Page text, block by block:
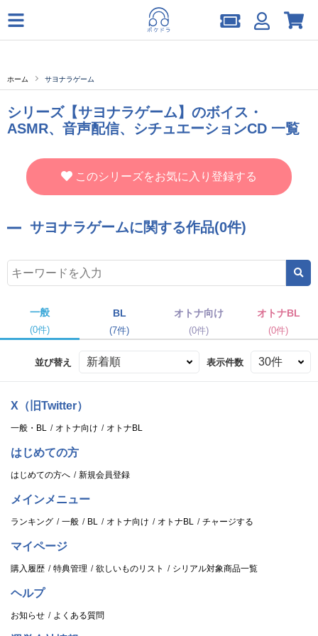
ホーム サヨナラゲーム
シリーズ【サヨナラゲーム】のボイス・
ASMR、音声配信、シチュエーションCD 一覧
このシリーズをお気に入り登録する
サヨナラゲームに関する作品(0件)
一般
(0件)
BL
(7件)
オトナ向け
(0件)
オトナBL
(0件)
並び替え 表示件数
X（旧Twitter）
一般・BL オトナ向け オトナBL
はじめての方
はじめての方へ 新規会員登録
メインメニュー
ランキング 一般 BL オトナ向け オトナBL チャージする
マイページ
購入履歴 特典管理 欲しいものリスト シリアル対象商品一覧
ヘルプ
お知らせ よくある質問